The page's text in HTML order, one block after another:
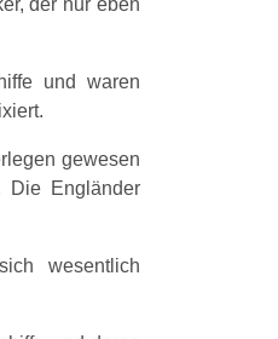
und waren
gewesen
Die Engländer
wesentlich